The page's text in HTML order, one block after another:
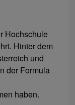
Hochschule
Hinter dem
und
der Formula
haben.